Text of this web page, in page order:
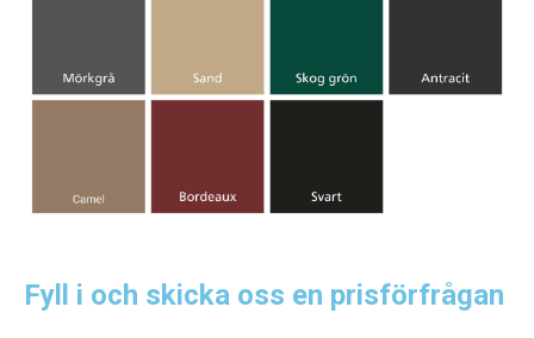
Fyll i och skicka oss en prisförfrågan